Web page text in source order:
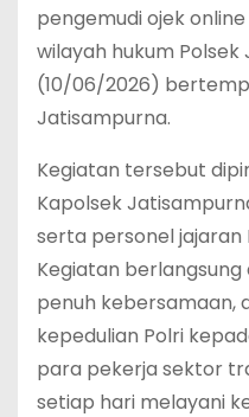
pengemudi ojek
wilayah hukum
(10/06/2026)
Jatisampurna.
Kegiatan tersebut
Kapolsek
serta personel jajaran
Kegiatan
penuh kebersamaan,
kepedulian Polri
para pekerja sektor
setiap hari melayani